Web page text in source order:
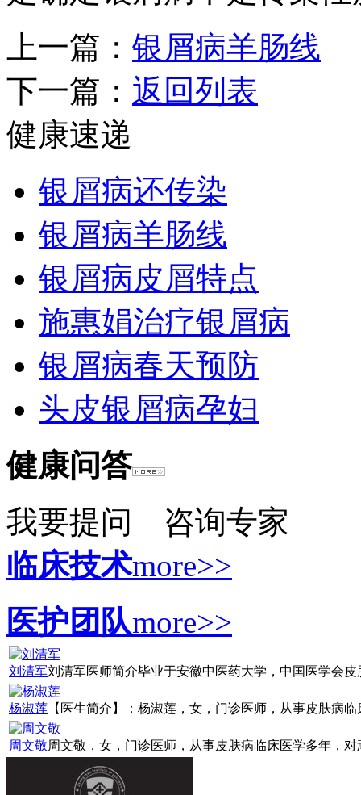
上一篇： 银屑病羊肠线
下一篇： 返回列表
健康速递
银屑病还传染
银屑病羊肠线
银屑病皮屑特点
施惠娟治疗银屑病
银屑病春天预防
头皮银屑病孕妇
健康问答
我要提问
咨询专家
临床技术more>>
医护团队more>>
刘清军刘清军医师简介毕业于安徽中医药大学，中国医学会皮
杨淑莲 【医生简介】：杨淑莲，女，门诊医师，从事皮肤病
周文敬周文敬，女，门诊医师，从事皮肤病临床医学多年，对